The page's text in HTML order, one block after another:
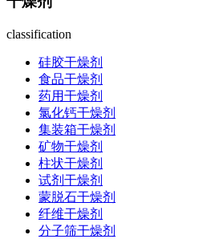
classification
硅胶干燥剂
食品干燥剂
药用干燥剂
氯化钙干燥剂
集装箱干燥剂
矿物干燥剂
柱状干燥剂
试剂干燥剂
蒙脱石干燥剂
纤维干燥剂
分子筛干燥剂